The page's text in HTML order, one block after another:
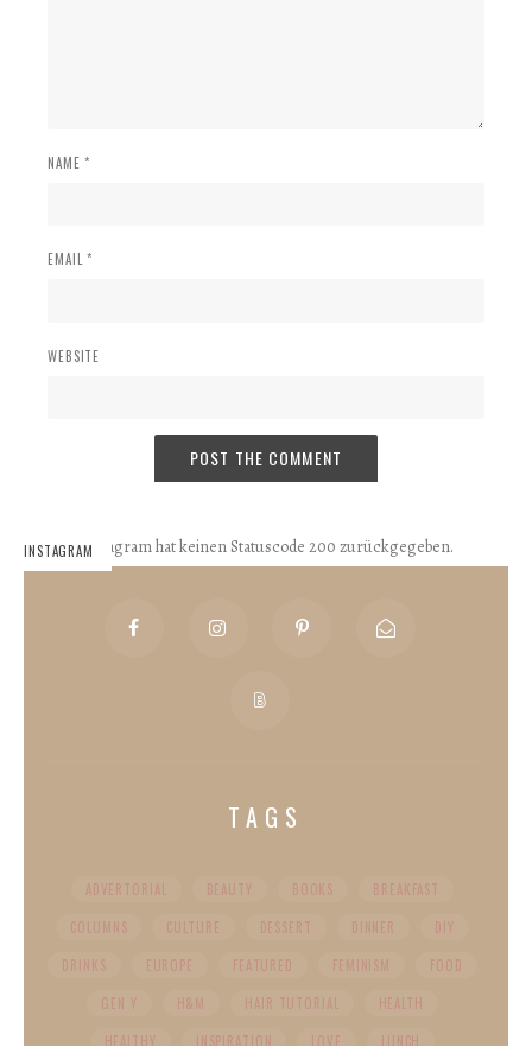
NAME *
EMAIL *
WEBSITE
INSTAGRAMInstagram hat keinen Statuscode 200 zurückgegeben.
TAGS
ADVERTORIAL BEAUTY BOOKS
BREAKFAST
COLUMNS
CULTURE DESSERT DINNER
DIY
DRINKS
EUROPE FEATURED FEMINISM
FOOD
GEN Y
H&M HAIR TUTORIAL
HEALTH
HEALTHY
INSPIRATION LOVE
LUNCH